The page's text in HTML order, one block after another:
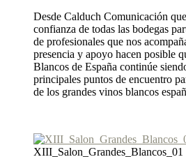
Desde Calduch Comunicación
confianza de todas las bodegas
de profesionales que nos
presencia y apoyo hacen posible
Blancos de España continúe
principales puntos de encuentro
de los grandes vinos blancos
XIII_Salon_Grandes_Blancos_01